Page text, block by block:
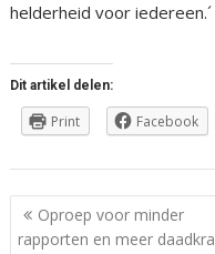
helderheid voor iedereen.´
Dit artikel delen:
Print Facebook
Berichtnavigatie
Oproep voor minder
rapporten en meer